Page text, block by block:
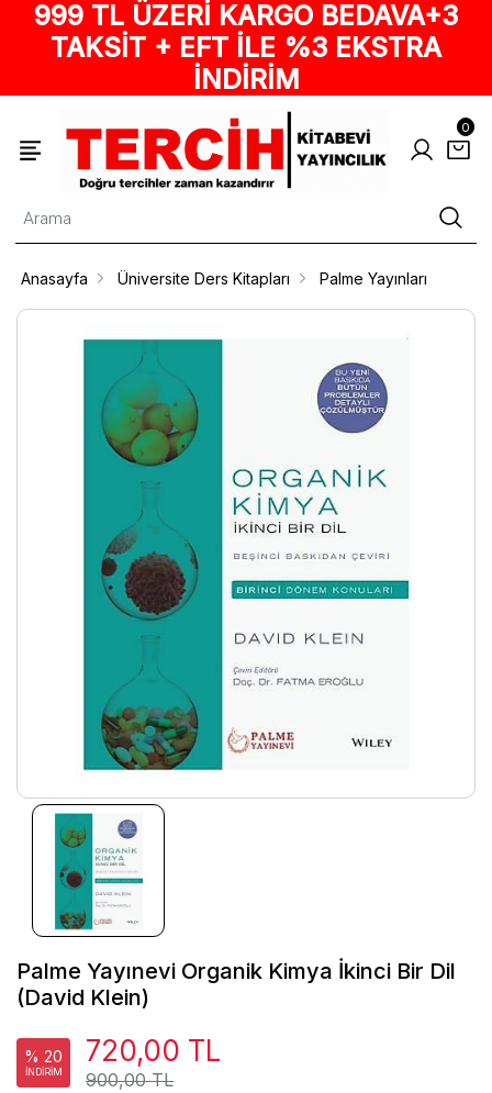
999 TL ÜZERİ KARGO BEDAVA+3
TAKSİT + EFT İLE %3 EKSTRA
İNDİRİM
0
Anasayfa Üniversite Ders Kitapları Palme Yayınları
Palme Yayınevi Organik Kimya İkinci Bir Dil
(David Klein)
% 20
İNDİRİM 900,00 TL
720,00 TL